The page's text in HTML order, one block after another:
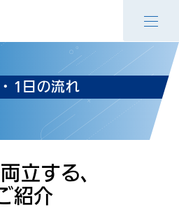
1日の流れ
立する、
紹介